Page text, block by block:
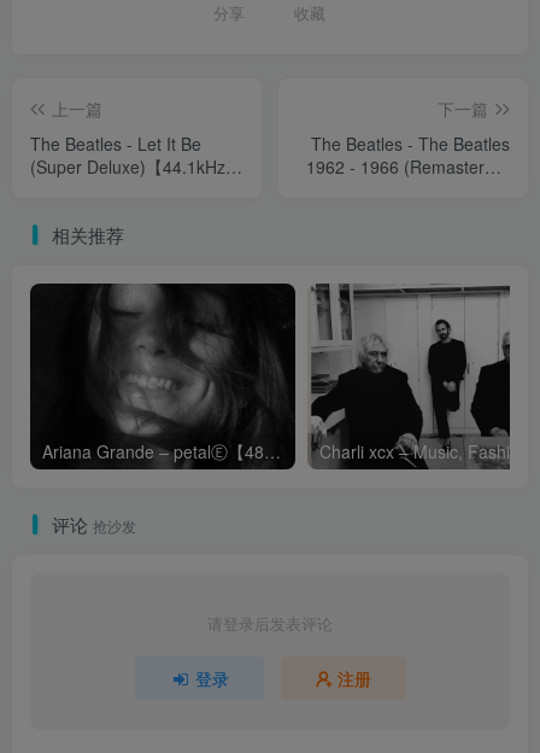
分享 收藏
上一篇
The Beatles - Let It Be
(Super Deluxe)【44.1kHz／
下一篇
The Beatles - The Beatles
1962 - 1966 (Remastered)
相关推荐
Ariana Grande – petalⒺ【48kHz／24bit】英国区
评论 抢沙发
请登录后发表评论
登录 注册